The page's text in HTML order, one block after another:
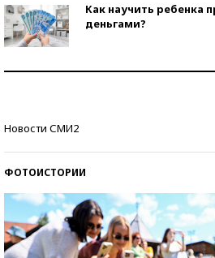
Как научить ребенка
деньгами?
Новости СМИ2
ФОТОИСТОРИИ